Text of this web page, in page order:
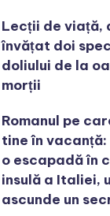
Lecții de viață,
învățat doi
doliului de la
morții
Romanul pe
tine în vacanță:
o escapadă în
insulă a Italiei,
ascunde un